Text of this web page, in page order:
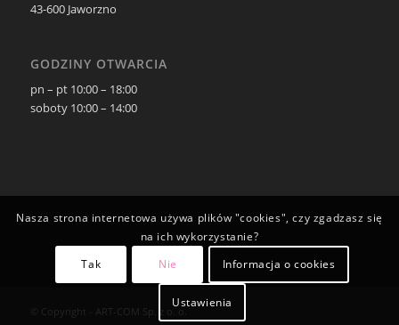
43-600 Jaworzno
GODZINY OTWARCIA
pn – pt 10:00 – 18:00
soboty 10:00 – 14:00
© Copyright - ART-COM Sp. z o. o.
Nasza strona internetowa używa plików "cookies", czy zgadzasz się
na ich wykorzystanie?
Tak
Nie Informacja o cookies
Ustawienia